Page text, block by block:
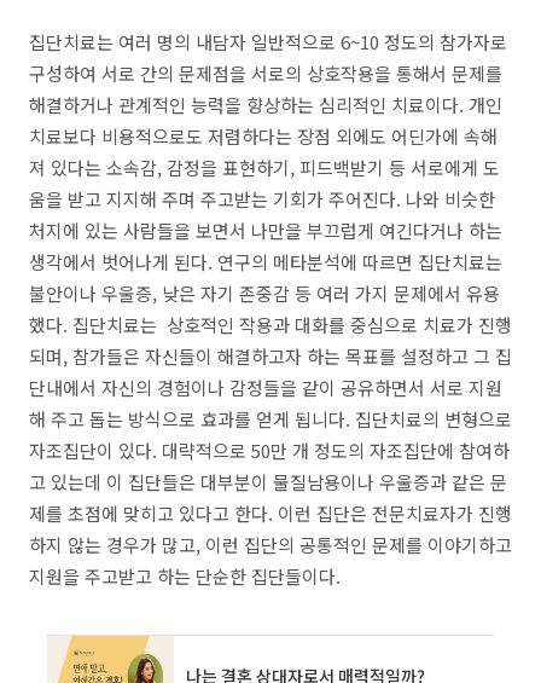
집단치료는 여러 명의 내담자 일반적으로 6~10 정도의 참가자로
구성하여 서로 간의 문제점을 서로의 상호작용을 통해서 문제를
해결하거나 관계적인 능력을 향상하는 심리적인 치료이다. 개인
치료보다 비용적으로도 저렴하다는 장점 외에도 어딘가에 속해
져 있다는 소속감, 감정을 표현하기, 피드백받기 등 서로에게 도
움을 받고 지지해 주며 주고받는 기회가 주어진다. 나와 비슷한
처지에 있는 사람들을 보면서 나만을 부끄럽게 여긴다거나 하는
생각에서 벗어나게 된다. 연구의 메타분석에 따르면 집단치료는
불안이나 우울증, 낮은 자기 존중감 등 여러 가지 문제에서 유용
했다. 집단치료는 상호적인 작용과 대화를 중심으로 치료가 진행
되며, 참가들은 자신들이 해결하고자 하는 목표를 설정하고 그 집
단내에서 자신의 경험이나 감정들을 같이 공유하면서 서로 지원
해 주고 돕는 방식으로 효과를 얻게 됩니다. 집단치료의 변형으로
자조집단이 있다. 대략적으로 50만 개 정도의 자조집단에 참여하
고 있는데 이 집단들은 대부분이 물질남용이나 우울증과 같은 문
제를 초점에 맞히고 있다고 한다. 이런 집단은 전문치료자가 진행
하지 않는 경우가 많고, 이런 집단의 공통적인 문제를 이야기하고
지원을 주고받고 하는 단순한 집단들이다.